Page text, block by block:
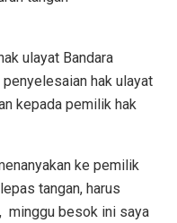
ulayat Bandara
hak ulayat
kepada pemilik hak
ke pemilik
tangan, harus
minggu besok ini saya